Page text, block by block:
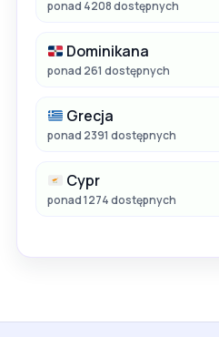
ponad 4208 dostępnych
Dominikana
ponad 261 dostępnych
Grecja
ponad 2391 dostępnych
Cypr
ponad 1274 dostępnych